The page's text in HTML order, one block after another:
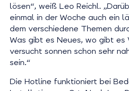
lösen“, weiß Leo Reichl.
einmal in der Woche auch ein
dem verschiedene Themen
Was gibt es Neues, wo gibt es
versucht sonnen schon sehr
sein.“
Die Hotline funktioniert bei